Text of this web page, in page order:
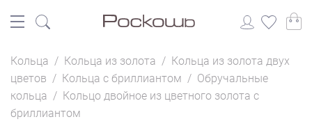
Кольца / Кольца из золота / Кольца из золота двух
цветов / Кольца с бриллиантом / Обручальные
кольца / Кольцо двойное из цветного золота с
бриллиантом